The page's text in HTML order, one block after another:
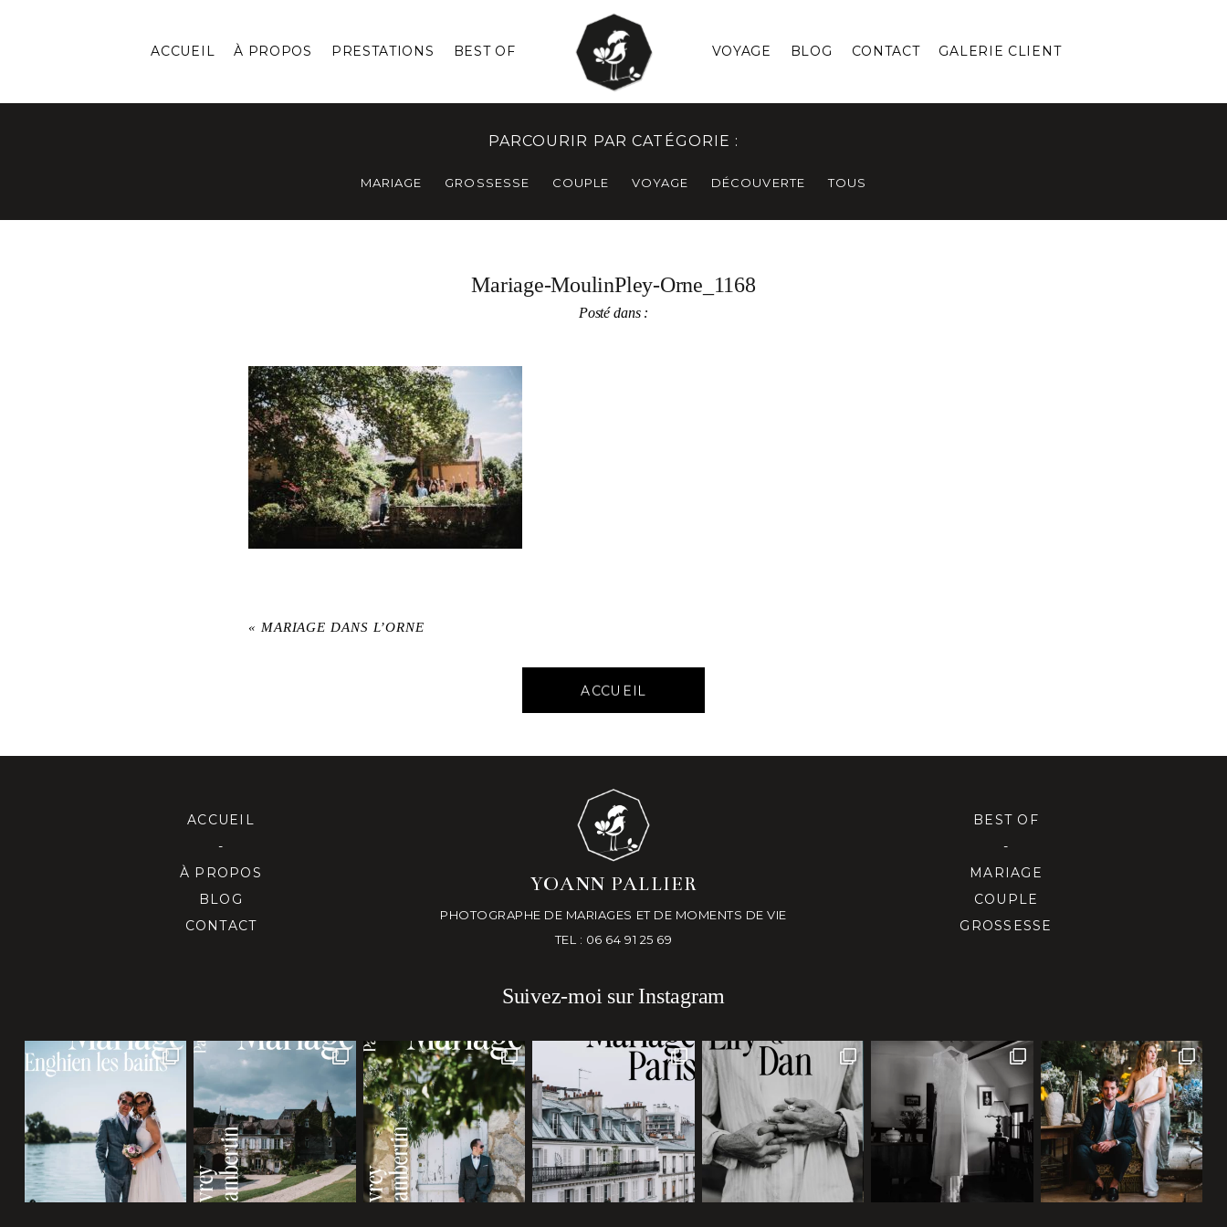
ACCUEIL À PROPOS PRESTATIONS BEST OF VOYAGE BLOG CONTACT GALERIE CLIENT
PARCOURIR PAR CATÉGORIE :
MARIAGE GROSSESSE COUPLE VOYAGE DÉCOUVERTE TOUS
Mariage-MoulinPley-Orne_1168
Posté dans :
« MARIAGE DANS L’ORNE
ACCUEIL
ACCUEIL
-
À PROPOS
BLOG
CONTACT
YOANN PALLIER
PHOTOGRAPHE DE MARIAGES ET DE MOMENTS DE VIE
TEL : 06 64 91 25 69
BEST OF
-
MARIAGE
COUPLE
GROSSESSE
Suivez-moi sur Instagram